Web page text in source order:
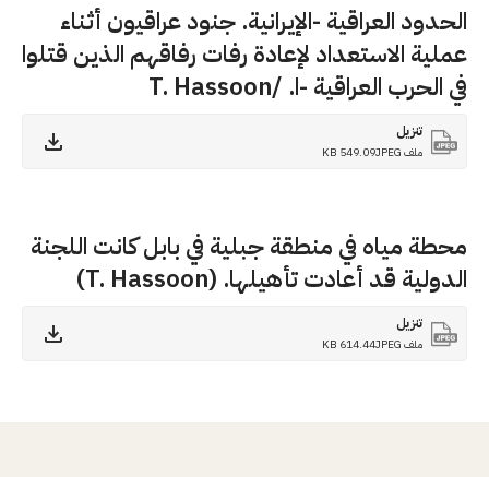
الحدود العراقية -الإيرانية. جنود عراقيون أثناء
عملية الاستعداد لإعادة رفات رفاقهم الذين قتلوا
في الحرب العراقية -ا. /T. Hassoon
تنزيل
ملف JPEG 549.09 KB
محطة مياه في منطقة جبلية في بابل كانت اللجنة
الدولية قد أعادت تأهيلها. (T. Hassoon)
تنزيل
ملف JPEG 614.44 KB